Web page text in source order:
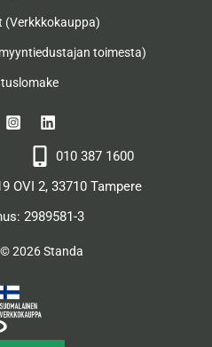
(Verkkkokauppa)
toimesta)
010 387 1600
OVI 2, 33710 Tampere
2989581-3
2026 Standa